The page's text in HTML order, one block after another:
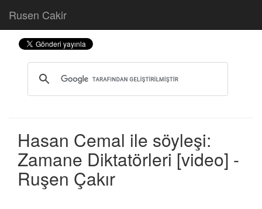
Rusen Cakir
Hasan Cemal ile söyleşi:
Zamane Diktatörleri [video] -
Ruşen Çakır